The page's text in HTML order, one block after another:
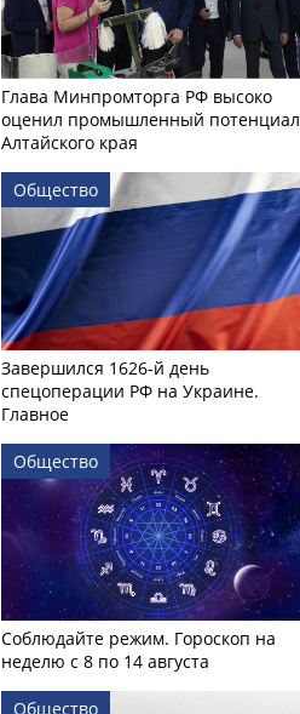
Глава Минпромторга РФ высоко
оценил промышленный потенциал
Алтайского края
Общество
Завершился 1626-й день
спецоперации РФ на Украине.
Главное
Общество
Соблюдайте режим. Гороскоп на
неделю с 8 по 14 августа
Общество